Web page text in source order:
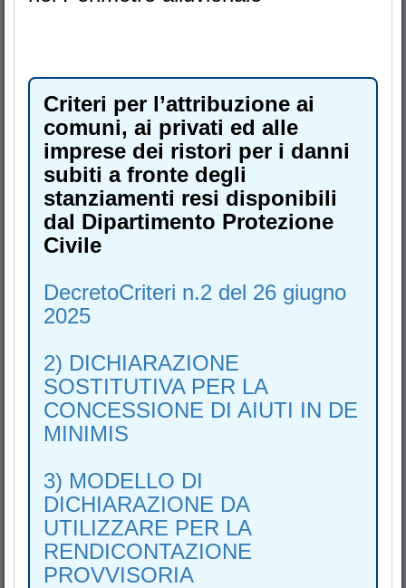
Criteri per l’attribuzione ai
comuni, ai privati ed alle
imprese dei ristori per i danni
subiti a fronte degli
stanziamenti resi disponibili
dal Dipartimento Protezione
Civile
DecretoCriteri n.2 del 26 giugno
2025
2) DICHIARAZIONE
SOSTITUTIVA PER LA
CONCESSIONE DI AIUTI IN DE
MINIMIS
3) MODELLO DI
DICHIARAZIONE DA
UTILIZZARE PER LA
RENDICONTAZIONE
PROVVISORIA